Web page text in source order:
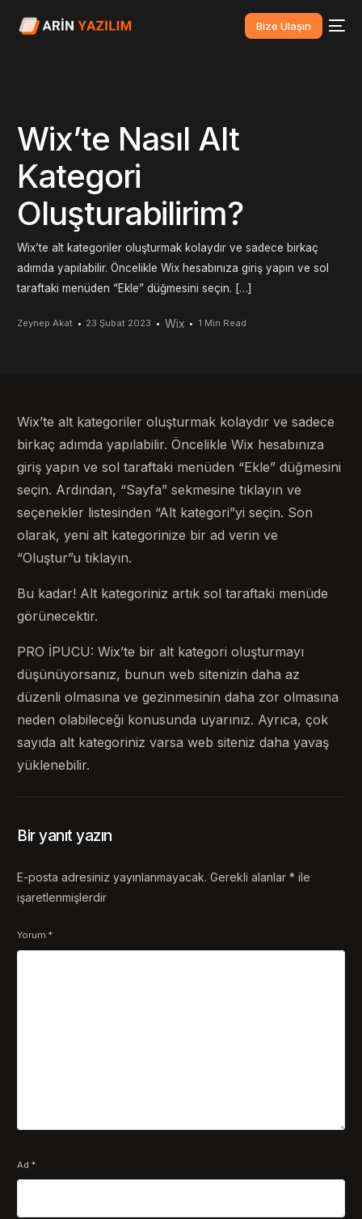
Bize Ulaşın
Wix’te Nasıl Alt
Kategori
Oluşturabilirim?
Wix’te alt kategoriler oluşturmak kolaydır ve sadece birkaç
adımda yapılabilir. Öncelikle Wix hesabınıza giriş yapın ve sol
taraftaki menüden “Ekle” düğmesini seçin. […]
Zeynep Akat 23 Şubat 2023 Wix 1 Min Read
Wix’te alt kategoriler oluşturmak kolaydır ve sadece
birkaç adımda yapılabilir. Öncelikle Wix hesabınıza
giriş yapın ve sol taraftaki menüden “Ekle” düğmesini
seçin. Ardından, “Sayfa” sekmesine tıklayın ve
seçenekler listesinden “Alt kategori”yi seçin. Son
olarak, yeni alt kategorinize bir ad verin ve
“Oluştur”u tıklayın.
Bu kadar! Alt kategoriniz artık sol taraftaki menüde
görünecektir.
PRO İPUCU: Wix’te bir alt kategori oluşturmayı
düşünüyorsanız, bunun web sitenizin daha az
düzenli olmasına ve gezinmesinin daha zor olmasına
neden olabileceği konusunda uyarınız. Ayrıca, çok
sayıda alt kategoriniz varsa web siteniz daha yavaş
yüklenebilir.
Bir yanıt yazın
E-posta adresiniz yayınlanmayacak. Gerekli alanlar* ile
işaretlenmişlerdir
Yorum*
Ad*